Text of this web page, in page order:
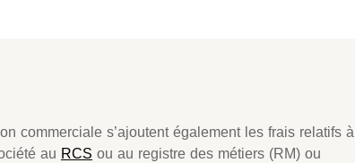
commerciale s’ajoutent également les frais relatifs à
au RCS ou au registre des métiers (RM) ou